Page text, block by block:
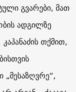
გვარები, მათ
ადგილზე
თქმით,